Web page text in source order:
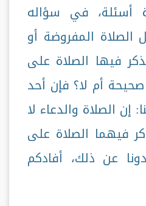
أسئلة، في سؤاله
المفروضة أو
فيها الصلاة على
أم لا؟ فإن أحد
إن الصلاة والدعاء لا
فيهما الصلاة على
عن ذلك، أفادكم